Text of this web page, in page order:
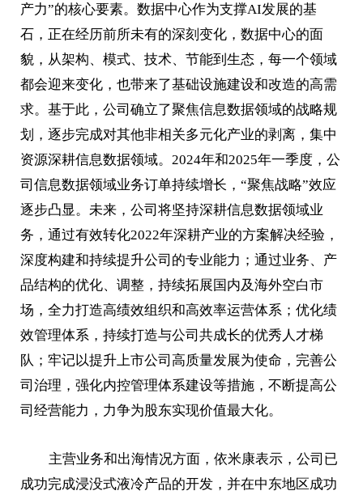
产力”的核心要素。数据中心作为支撑AI发展的基
石，正在经历前所未有的深刻变化，数据中心的面
貌，从架构、模式、技术、节能到生态，每一个领域
都会迎来变化，也带来了基础设施建设和改造的高需
求。基于此，公司确立了聚焦信息数据领域的战略规
划，逐步完成对其他非相关多元化产业的剥离，集中
资源深耕信息数据领域。2024年和2025年一季度，公
司信息数据领域业务订单持续增长，“聚焦战略”效应
逐步凸显。未来，公司将坚持深耕信息数据领域业
务，通过有效转化2022年深耕产业的方案解决经验，
深度构建和持续提升公司的专业能力；通过业务、产
品结构的优化、调整，持续拓展国内及海外空白市
场，全力打造高绩效组织和高效率运营体系；优化绩
效管理体系，持续打造与公司共成长的优秀人才梯
队；牢记以提升上市公司高质量发展为使命，完善公
司治理，强化内控管理体系建设等措施，不断提高公
司经营能力，力争为股东实现价值最大化。
主营业务和出海情况方面，依米康表示，公司已
成功完成浸没式液冷产品的开发，并在中东地区成功